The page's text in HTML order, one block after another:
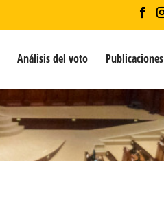
Análisis del voto Publicaciones